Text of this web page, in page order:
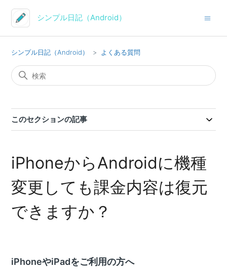
シンプル日記（Android）
シンプル日記（Android） よくある質問
このセクションの記事
iPhoneからAndroidに機種
変更しても課金内容は復元
できますか？
iPhoneやiPadをご利用の方へ